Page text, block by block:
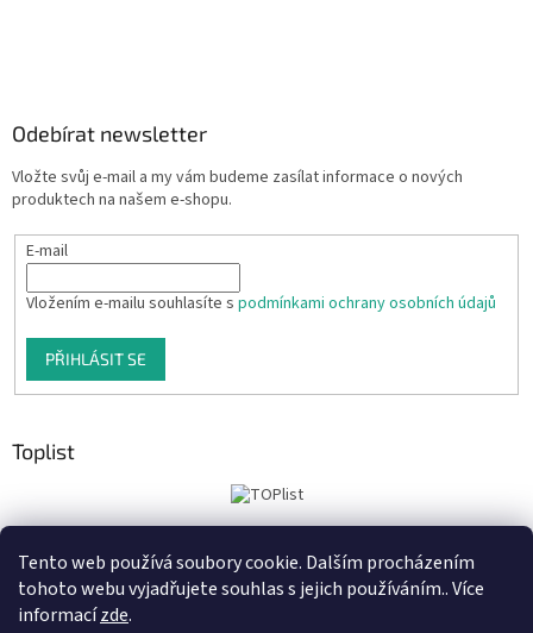
Tento web používá soubory cookie. Dalším procházením
tohoto webu vyjadřujete souhlas s jejich používáním.. Více
informacízde.
Odebírat newsletter
Vložte svůj e-mail a my vám budeme zasílat informace o nových
produktech na našem e-shopu.
E-mail
Vložením e-mailu souhlasíte s podmínkami ochrany osobních údajů
PŘIHLÁSIT SE
Toplist
Tiskoteka.cz Krowki.cz Cedule-Cedulky.cz